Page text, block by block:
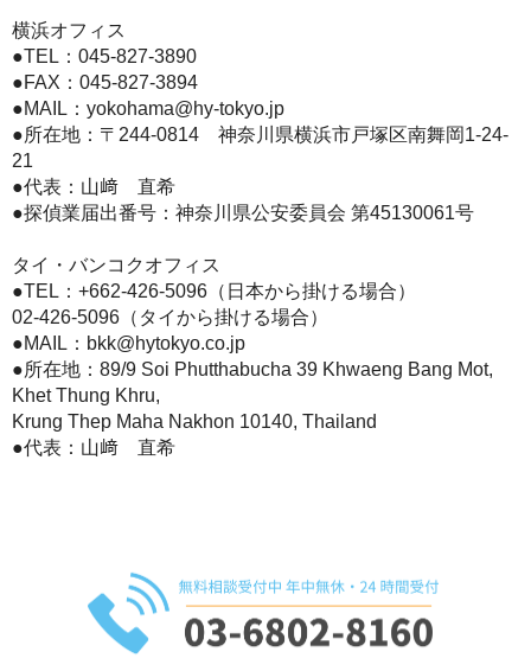
横浜オフィス
●TEL： 045-827-3890
●FAX：045-827-3894
●MAIL： yokohama@hy-tokyo.jp
●所在地：〒244-0814 神奈川県横浜市戸塚区南舞岡1-24-
21
●代表：山﨑 直希
●探偵業届出番号：神奈川県公安委員会 第45130061号
タイ・バンコクオフィス
●TEL： +662-426-5096（日本から掛ける場合）
02-426-5096（タイから掛ける場合）
●MAIL：bkk@hytokyo.co.jp
●所在地： 89/9 Soi Phutthabucha 39 Khwaeng Bang Mot,
Khet Thung Khru,
Krung Thep Maha Nakhon 10140, Thailand
●代表：山﨑 直希